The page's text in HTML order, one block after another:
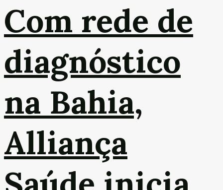
Com rede de
diagnóstico
na Bahia,
Alliança